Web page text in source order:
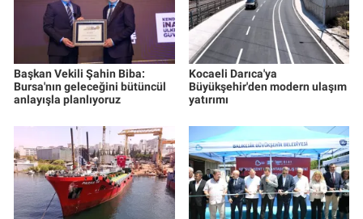
Başkan Vekili Şahin Biba:
Bursa'nın geleceğini bütüncül
anlayışla planlıyoruz
Kocaeli Darıca'ya
Büyükşehir'den modern ulaşım
yatırımı